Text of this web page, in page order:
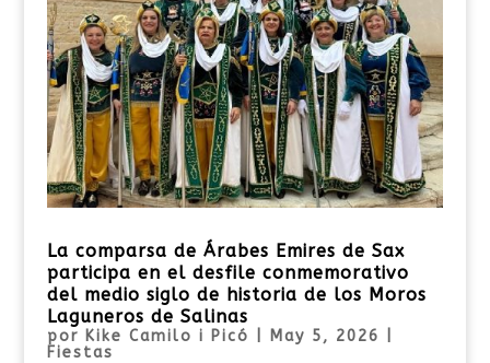
La comparsa de Árabes Emires de Sax
participa en el desfile conmemorativo
del medio siglo de historia de los Moros
Laguneros de Salinas
por Kike Camilo i Picó May 5, 2026
Fiestas